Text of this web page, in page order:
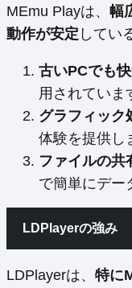
MEmu Playは、 幅
動作が安定 してい
古いPCでも
用されていま
グラフィック
体験を提供し
ファイルの共
で簡単にデー
LDPlayerの強み
LDPlayerは、 特に